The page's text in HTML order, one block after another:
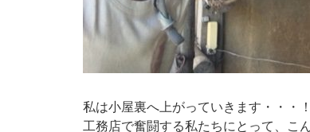
私は小屋裏へ上がっていきます・・・！
工務店で奮闘する私たちにとって、こ